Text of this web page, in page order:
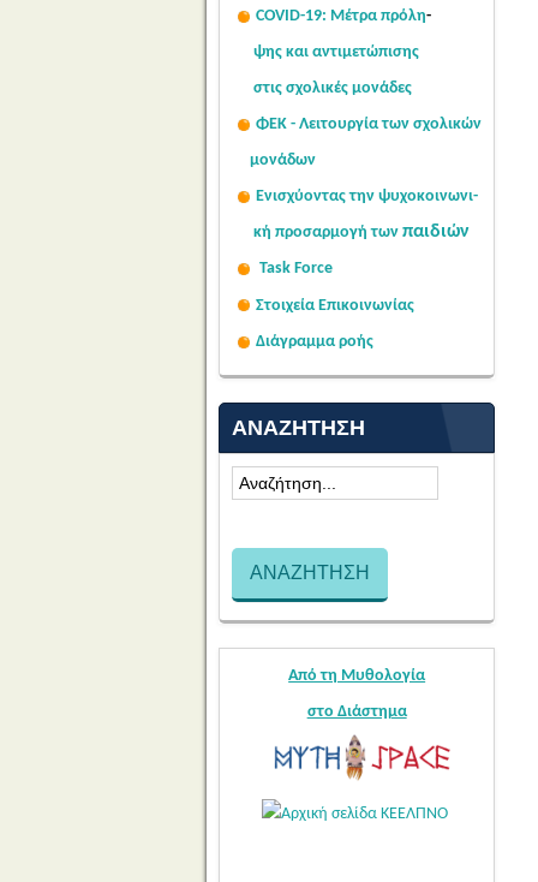
COVID-19: Μέτρα πρόλη-
ψης και αντιμετώπισης
στις σχολικές μονάδες
ΦΕΚ - Λειτουργία των σχολικών
μονάδων
Ενισχύοντας την ψυχοκοινωνι-
κή προσαρμογή των παιδιών
Task Force
Στοιχεία Επικοινωνίας
Διάγραμμα ροής
ΑΝΑΖΉΤΗΣΗ
Από τη Μυθολογία
στο Διάστημα